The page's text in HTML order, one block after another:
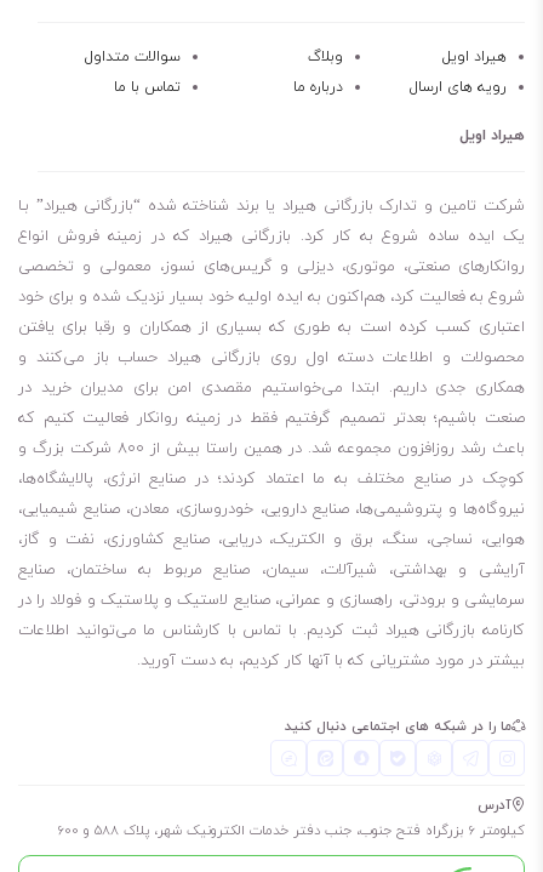
مقاومت عالی در برابر اکسیداسیون
محافظت عالی در برابر تشکیل لجن و رسوب
سازگاری باسیستم های کنترل نشر آلاینده ها
موثر بر کاهش مصرف سوخت
مناسب برای روانکاری موتور خودرو های هیبریدی
هیراد اویل وبلاگ
سوالات متداول
رویه های ارسال
درباره ما تماس با ما
هیراد اویل
شرکت تامین و تدارک بازرگانی هیراد یا برند شناخته شده “بازرگانی هیراد” بـا
یک ایده ساده شروع به کار کرد. بازرگانی هیراد که در زمینه فروش انواع
روانکارهای صنعتی، موتوری، دیزلی و گریس‌های نسوز، معمولی و تخصصی
شروع به فعالیت کرد، هم‌اکنون به ایده اولیه خود بسیار نزدیک شده و برای خود
اعتباری کسب کرده است به طوری که بسیاری از همکاران و رقبا برای یافتن
محصولات و اطلاعات دسته اول روی بازرگانی هیراد حساب باز می‌کنند و
همکاری جدی داریم. ابتدا می‌خواستیم مقصدی امن برای مدیران خرید در
صنعت باشیم؛ بعدتر تصمیم گرفتیم فقط در زمینه روانکار فعالیت کنیم که
باعث رشد روزافزون مجموعه شد. در همین راستا بیش از 800 شرکت بزرگ و
کوچک در صنایع مختلف به ما اعتماد کردند؛ در صنایع انرژی، پالایشگاه‌ها،
نیروگاه‌ها و پتروشیمی‌ها، صنایع دارویی، خودروسازی، معادن، صنایع شیمیایی،
هوایی، نساجی، سنگ، برق و الکتریک، دریایی، صنایع کشاورزی، نفت و گاز،
آرایشی و بهداشتی، شیرآلات، سیمان، صنایع مربوط به ساختمان، صنایع
سرمایشی و برودتی، راهسازی و عمرانی، صنایع لاستیک و پلاستیک و فولاد را در
کارنامه بازرگانی هیراد ثبت کردیم. با تماس با کارشناس ما می‌توانید اطلاعات
بیشتر در مورد مشتریانی که با آنها کار کردیم، به دست آورید.
ما را در شبکه های اجتماعی دنبال کنید
آدرس
کیلومتر 6 بزرگراه فتح جنوب، جنب دفتر خدمات الکترونیک شهر، پلاک 588 و 600